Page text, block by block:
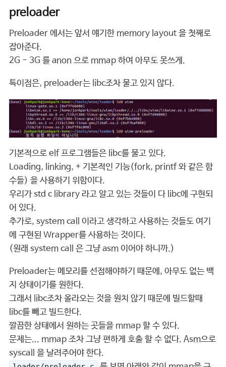
preloader
Preloader 에서는 앞서 얘기한 memory layout 을 첫째로
잡아준다.
2G - 3G 를 anon 으로 mmap 하여 아무도 못쓰게.
특이점은, preloader는 libc조차 물고 있지 않다.
기본적으로 elf 프로그램들은 libc를 물고 있다.
Loading, linking, + 기본적인 기능(fork, printf 와 같은 함
수들) 을 사용하기 위함이다.
우리가 std c library 라고 알고 있는 것들이 다 libc에 구현되
어 있다.
추가로, system call 이라고 생각하고 사용하는 것들도 여기
에 구현된 Wrapper를 사용하는 것이다.
(원래 system call 은 그냥 asm 이어야 하니까.)
Preloader는 메모리를 선점해야하기 때문에, 아무도 없는 백
지 상태이기를 원한다.
그래서 libc조차 올라오는 것을 원치 않기 때문에 빌드할때
libc를 빼고 빌드한다.
깔끔한 상태에서 원하는 곳들을 mmap 할 수 있다.
문제는... mmap 조차 그냥 편하게 호출 할 수 없다. Asm으로
syscall 을 날려주어야 한다.